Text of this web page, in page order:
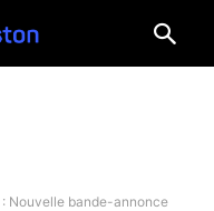
Nouvelle bande-annonce